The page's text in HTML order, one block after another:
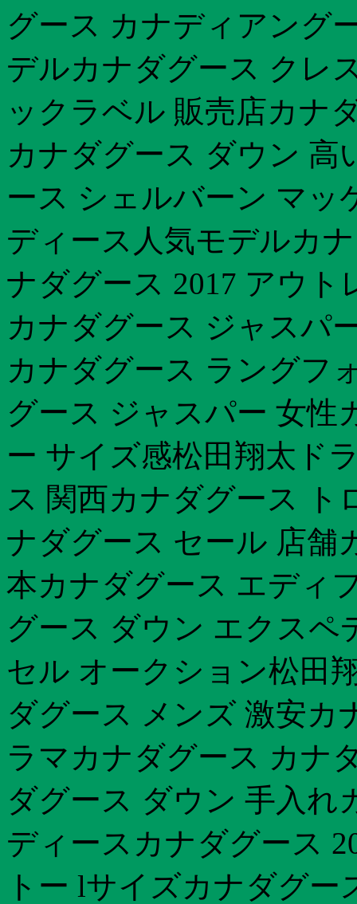
グース カナディアング
デルカナダグース クレ
ックラベル 販売店カナ
カナダグース ダウン 高
ース シェルバーン マッ
ディース人気モデルカ
ナダグース 2017 アウト
カナダグース ジャスパ
カナダグース ラングフ
グース ジャスパー 女性
ー サイズ感松田翔太ド
ス 関西カナダグース ト
ナダグース セール 店舗
本カナダグース エディ
グース ダウン エクス
セル オークション松田
ダグース メンズ 激安カ
ラマカナダグース カナ
ダグース ダウン 手入れ
ディースカナダグース
トー lサイズカナダグ